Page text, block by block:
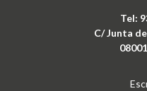
Tel:
C/ Junta